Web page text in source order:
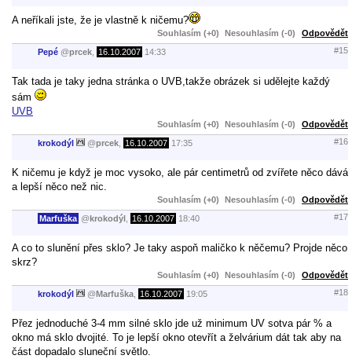
A neříkali jste, že je vlastně k ničemu?
Souhlasím (+0) Nesouhlasím (-0) Odpovědět
Pepé @prcek 16.10.2007 14:33 #15
Tak tada je taky jedna stránka o UVB,takže obrázek si udělejte každý
sám
UVB
Souhlasím (+0) Nesouhlasím (-0) Odpovědět
krokodýl @prcek 16.10.2007 17:35 #16
K ničemu je když je moc vysoko, ale pár centimetrů od zvířete něco dává
a lepší něco než nic.
Souhlasím (+0) Nesouhlasím (-0) Odpovědět
Marfuška @krokodýl 16.10.2007 18:40 #17
A co to slunění přes sklo? Je taky aspoň maličko k něčemu? Projde něco
skrz?
Souhlasím (+0) Nesouhlasím (-0) Odpovědět
krokodýl @Marfuška 16.10.2007 19:05 #18
Přez jednoduché 3-4 mm silné sklo jde už minimum UV sotva pár % a
okno má sklo dvojité. To je lepší okno otevřít a želvárium dát tak aby na
část dopadalo sluneční světlo.